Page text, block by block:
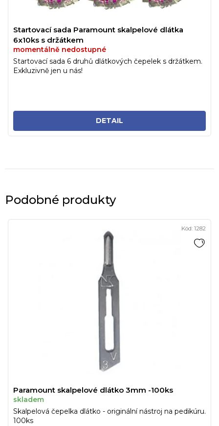
Startovací sada Paramount skalpelové dlátka
6x10ks s držátkem
momentálně nedostupné
DETAIL
Startovací sada 6 druhů dlátkových čepelek s držátkem.
Exkluzivně jen u nás!
Podobné produkty
Paramount skalpelové dlátko 3mm -100ks
skladem
Skalpelová čepelka dlátko - originální nástroj na pedikúru.
100ks
Kód: 1282